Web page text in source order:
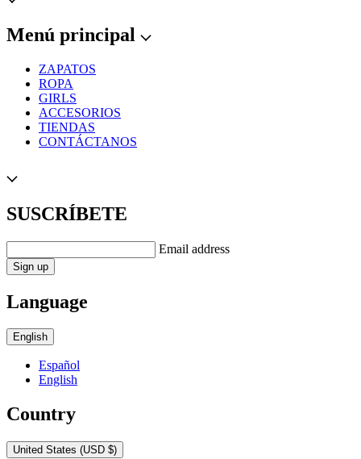
Menú principal
ZAPATOS
ROPA
GIRLS
ACCESORIOS
TIENDAS
CONTÁCTANOS
SUSCRÍBETE
Email address
Sign up
Language
English
Español
English
Country
United States (USD $)